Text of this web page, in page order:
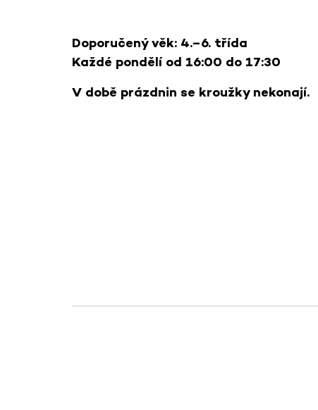
Doporučený věk: 4.–6. třída
Každé pondělí od 16:00 do 17:30
V době prázdnin se kroužky nekonají.